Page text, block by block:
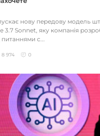
нову передову модель
3.7 Sonnet, яку компанія
с...
8 974 0